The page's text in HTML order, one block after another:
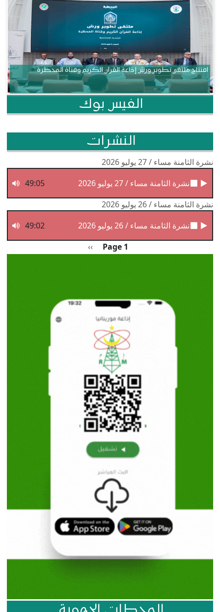
افتتاح ملتقى تطوير ورش إذاعة القرآن الكريم وقناة المحظرة
الفيس بوك
النشرات
نشرة الثامنة مساء / 27 يوليو 2026
نشرة الثامنة مساء / 27 يوليو 2026
49:05
نشرة الثامنة مساء / 26 يوليو 2026
نشرة الثامنة مساء / 26 يوليو 2026
49:02
Page 1 الصفحة التالية
››